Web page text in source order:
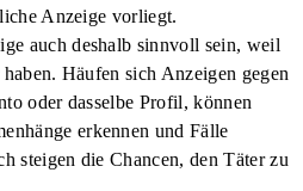
Anzeige vorliegt.
auch deshalb sinnvoll sein, weil
Häufen sich Anzeigen gegen
oder dasselbe Profil, können
erkennen und Fälle
steigen die Chancen, den Täter zu